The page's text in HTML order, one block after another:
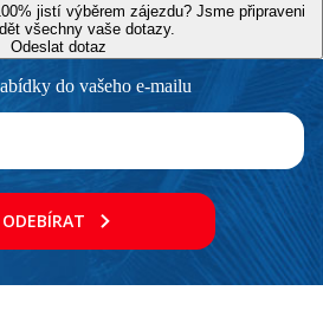
jistí výběrem zájezdu? Jsme připraveni
všechny vaše dotazy.
Odeslat dotaz
do vašeho e-mailu
ODEBÍRAT